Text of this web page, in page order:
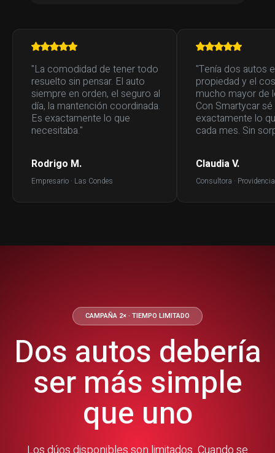
"La comodidad de tener todo
resuelto sin pensar. El auto
siempre en orden, el seguro al
día, la mantención coordinada.
Es exactamente lo que
necesitaba."
Rodrigo M.
Empresario · Las Condes
"Tenía dos autos
propiedad y el
mucho mayor de
Con Smartycar sé
exactamente lo
cada mes. Sin
Claudia V.
Consultora · Providencia
CAMPAÑA 2× · TIEMPO LIMITADO
Dos autos debería
ser más simple
que uno